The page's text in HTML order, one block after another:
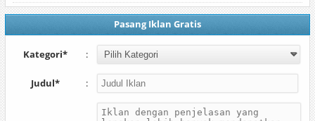
Pasang Iklan Gratis
Kategori* :
Judul* :